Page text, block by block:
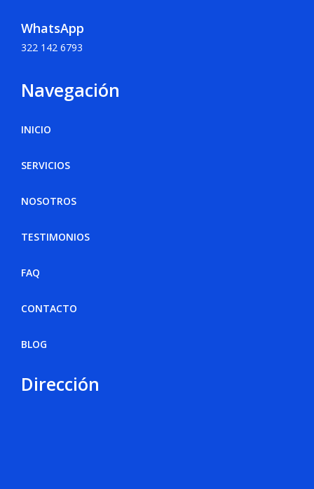
WhatsApp
322 142 6793
Navegación
INICIO
SERVICIOS
NOSOTROS
TESTIMONIOS
FAQ
CONTACTO
BLOG
Dirección